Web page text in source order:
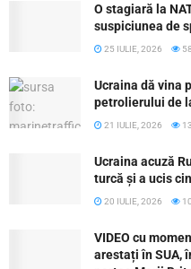
O stagiară la
suspiciunea de
25 IULIE, 2026 58
Ucraina dă vina
petrolierului de
21 IULIE, 2026
Ucraina acuză
turcă și a ucis
20 IULIE, 2026
VIDEO cu
arestați în SUA,